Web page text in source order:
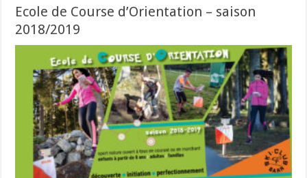
Ecole de Course d’Orientation – saison
2018/2019